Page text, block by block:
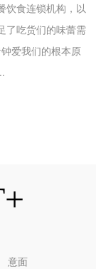
饮食连锁机构，以
了吃货们的味蕾需
爱我们的根本原
意面